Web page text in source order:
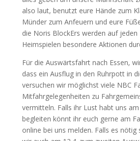
also laut, benutzt eure Hände zum
Münder zum Anfeuern und eure
die Noris BlockErs werden auf jeden
Heimspielen besondere Aktionen
Für die Auswärtsfahrt nach Essen,
dass ein Ausflug in den Ruhrpott in
versuchen wir möglichst viele NBC
Mitfahrgelegenheiten zu
vermitteln. Falls ihr Lust habt uns
begleiten könnt ihr euch gerne am
online bei uns melden. Falls es nötig